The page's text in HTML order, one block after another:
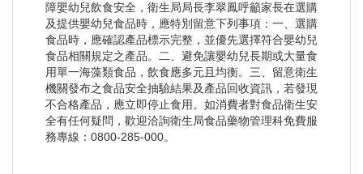
障嬰幼兒飲食安全，衛生局局長李翠鳳呼籲家長在選購
及提供嬰幼兒食品時，應特別留意下列事項：一、選購
食品時，應確認產品標示完整，並優先選擇符合嬰幼兒
食品相關規定之產品。二、避免讓嬰幼兒長期或大量食
用單一海藻類食品，飲食應多元且均衡。三、留意衛生
機關發布之食品安全抽驗結果及產品回收資訊，若發現
不合格產品，應立即停止食用。如消費者對食品衛生安
全有任何疑問，歡迎洽詢衛生局食品藥物管理科免費服
務專線：0800-285-000。